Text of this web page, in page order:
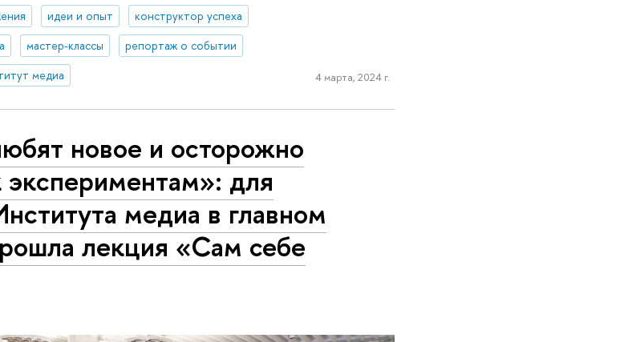
идеи и опыт
конструктор успеха
мастер-классы
репортаж о событии
медиа 4 марта, 2024 г.
новое и осторожно
экспериментам»: для
медиа в главном
лекция «Сам себе